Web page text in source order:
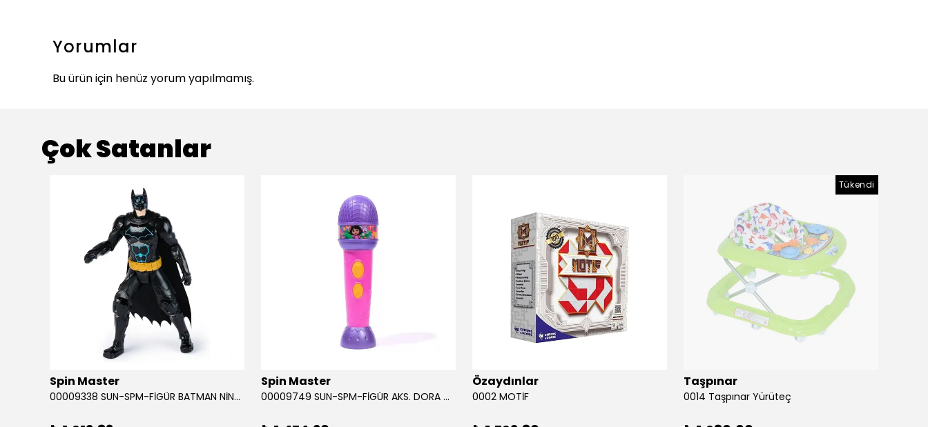
Yorumlar
Bu ürün için henüz yorum yapılmamış.
Çok Satanlar
Spin Master
00009338 SUN-SPM-FİGÜR BATMAN NİNJA STRIKE 30 CM. EXC.
Spin Master
00009749 SUN-SPM-FİGÜR AKS. DORA MİKROFON YAĞMUR ORMANI RİTMİ (DORA) SESLİ
Özaydınlar
0002 MOTİF
Tükendi
Taşpınar
0014 Taşpınar Yürüteç